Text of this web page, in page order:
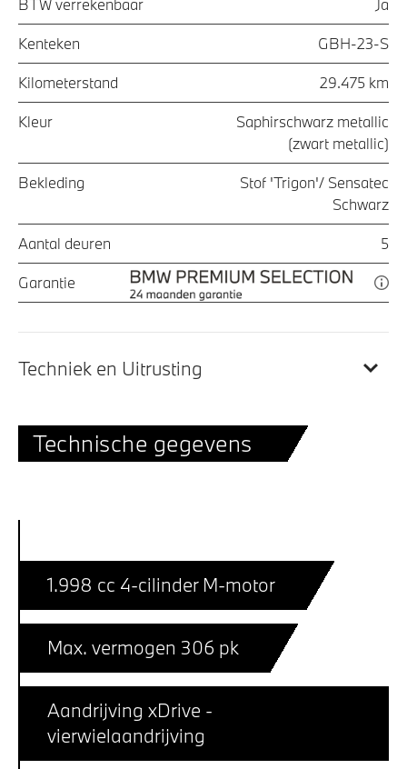
BTW verrekenbaar Ja
Kenteken GBH-23-S
Kilometerstand 29.475 km
Kleur
Saphirschwarz metallic
(zwart metallic)
Bekleding
Stof 'Trigon'/ Sensatec
Schwarz
Aantal deuren 5
Garantie
Techniek en Uitrusting
Technische gegevens
1.998 cc 4-cilinder M-motor
Max. vermogen 306 pk
Aandrijving xDrive -
vierwielaandrijving